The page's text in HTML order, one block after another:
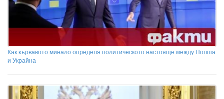
Как кървавото минало определя политическото настояще между Полша
и Украйна